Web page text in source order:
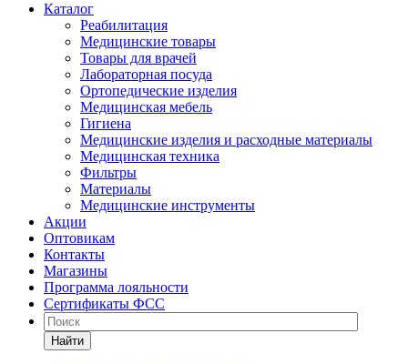
Каталог
Реабилитация
Медицинские товары
Товары для врачей
Лабораторная посуда
Ортопедические изделия
Медицинская мебель
Гигиена
Медицинские изделия и расходные материалы
Медицинская техника
Фильтры
Материалы
Медицинские инструменты
Акции
Оптовикам
Контакты
Магазины
Программа лояльности
Сертификаты ФСС
Найти